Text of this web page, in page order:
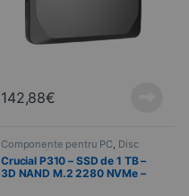
142,88€
Componente pentru PC, Disc
NVMe ,Informatică
Crucial P310 – SSD de 1 TB –
3D NAND M.2 2280 NVMe –